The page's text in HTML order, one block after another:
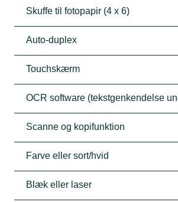
Skuffe til fotopapir (4 x 6)
Auto-duplex
Touchskærm
OCR software (tekstgenkendelse
Scanne og kopifunktion
Farve eller sort/hvid
Blæk eller laser